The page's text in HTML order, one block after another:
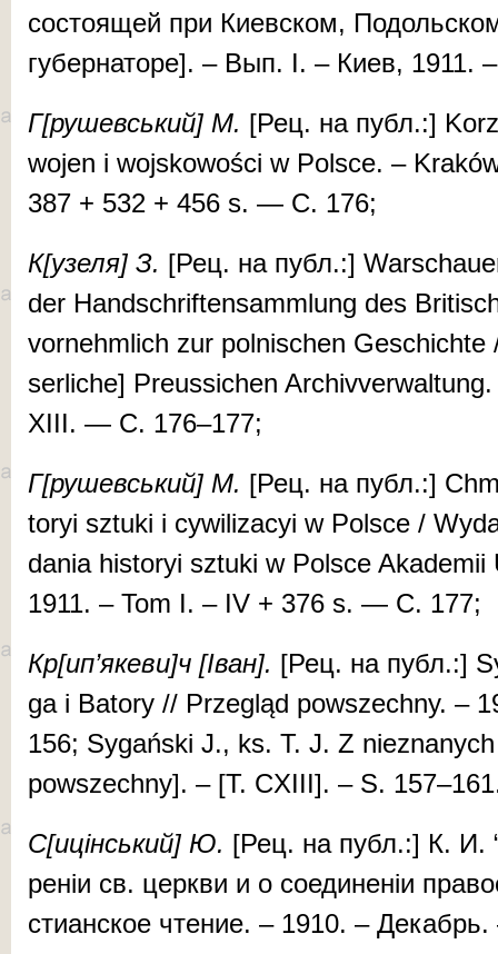
сос­то­я­щей при Ки­ев­ском,
гу­бер­на­то­ре]. – Вып. I. – Киев,
Г[ру­шев­ський] М. [Рец. на публ.:]
wojen i wojsko­woś­ci w Polsce. –
387 + 532 + 456 s. — С. 176;
К[узе­ля] З. [Рец. на публ.:]
der Hand­schriften­sammlung des
vor­nehmlich zur pol­nischen
ser­li­che] Preu­s­si­­chen
XIII. — С. 176–177;
Г[ру­шев­­ський] М. [Рец. на публ.:]
to­ryi sztuki i cy­wi­­li­za­­cyi w Polsce /
dania his­to­ryi sztuki w Pol­s­ce
1911. – Tom I. – IV + 376 s. — С. 177;
Кр[ип’якеви]ч [Іван]. [Рец. на публ.:]
ga i Ba­to­ry // Przegląd powszech­ny. –
156; Sy­gań­ski J., ks. T. J. Z
pow­szech­ny]. – [T. CXIII]. – S.
С[ицінський] Ю. [Рец. на публ.:] К. И.
ре­ніи св. цер­кви и о со­е­ди­не­ніи
сти­анское чтение. – 1910. –